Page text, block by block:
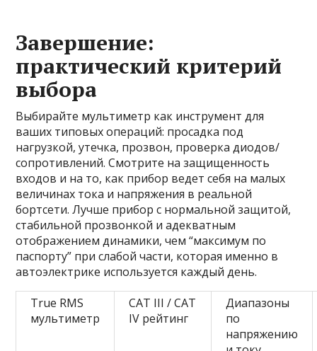
Завершение:
практический критерий
выбора
Выбирайте мультиметр как инструмент для
ваших типовых операций: просадка под
нагрузкой, утечка, прозвон, проверка диодов/
сопротивлений. Смотрите на защищенность
входов и на то, как прибор ведет себя на малых
величинах тока и напряжения в реальной
бортсети. Лучше прибор с нормальной защитой,
стабильной прозвонкой и адекватным
отображением динамики, чем “максимум по
паспорту” при слабой части, которая именно в
автоэлектрике используется каждый день.
True RMS
мультиметр
CAT III / CAT
IV рейтинг
Диапазоны
по
напряжению